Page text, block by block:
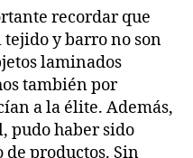
recordar que
y barro no son
laminados
también por
a la élite. Además,
pudo haber sido
de productos. Sin